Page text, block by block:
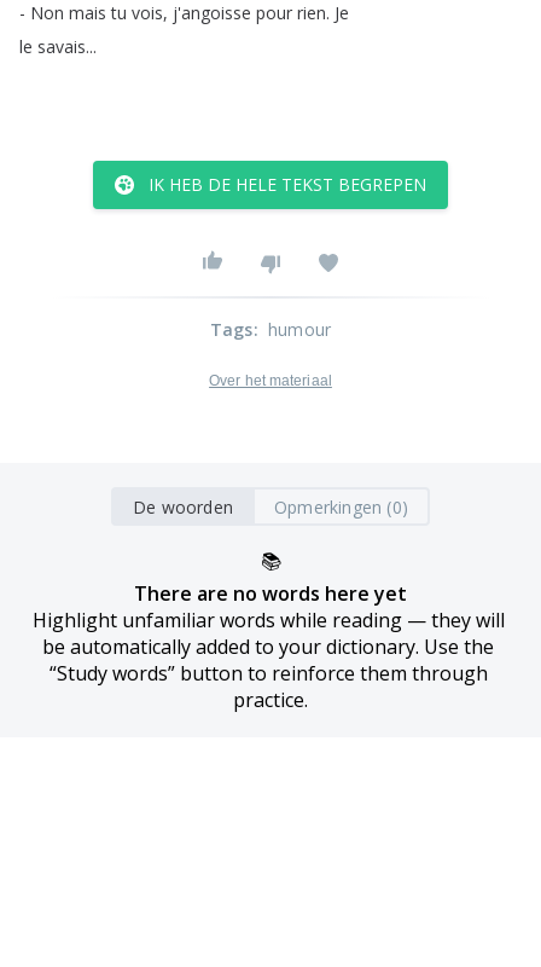
- Non mais tu vois, j'angoisse pour rien. Je
le savais...
IK HEB DE HELE TEKST BEGREPEN
Tags: humour
Over het materiaal
De woorden Opmerkingen (0)
📚
There are no words here yet
Highlight unfamiliar words while reading — they will
be automatically added to your dictionary. Use the
“Study words” button to reinforce them through
practice.